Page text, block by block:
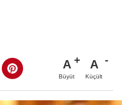
A
Büyüt
A
Küçült